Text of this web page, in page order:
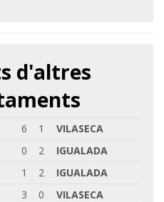
d'altres
6 1
VILASECA
0 2
IGUALADA
1 2
IGUALADA
3 0
VILASECA